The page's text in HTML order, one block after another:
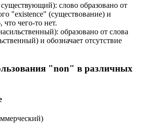
слово образовано от
"existence" (существование) и
что чего-то нет.
образовано от слова
и обозначает отсутствие
"non" в различных